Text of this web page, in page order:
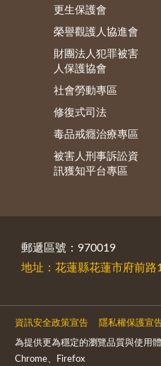
更生保護會
榮譽觀護人協進會
財團法人犯罪被害
人保護協會
社會勞動專區
修復式司法
毒品戒癮治療專區
被害人刑事訴訟資
訊獲知平台專區
郵遞區號：970019
地址：花蓮縣花蓮市府前路
資訊安全政策宣告 隱私權保護宣
為提供更為穩定的瀏覽品質與使用
Chrome、Firefox